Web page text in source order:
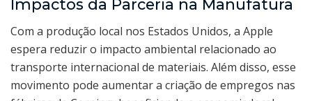
Impactos da Parceria na Manufatura
Com a produção local nos Estados Unidos, a Apple
espera reduzir o impacto ambiental relacionado ao
transporte internacional de materiais. Além disso, esse
movimento pode aumentar a criação de empregos nas